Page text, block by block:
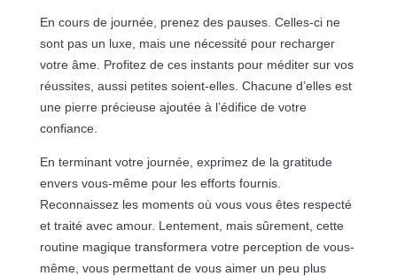
En cours de journée, prenez des pauses. Celles-ci ne
sont pas un luxe, mais une nécessité pour recharger
votre âme. Profitez de ces instants pour méditer sur vos
réussites, aussi petites soient-elles. Chacune d’elles est
une pierre précieuse ajoutée à l’édifice de votre
confiance.
En terminant votre journée, exprimez de la gratitude
envers vous-même pour les efforts fournis.
Reconnaissez les moments où vous vous êtes respecté
et traité avec amour. Lentement, mais sûrement, cette
routine magique transformera votre perception de vous-
même, vous permettant de vous aimer un peu plus